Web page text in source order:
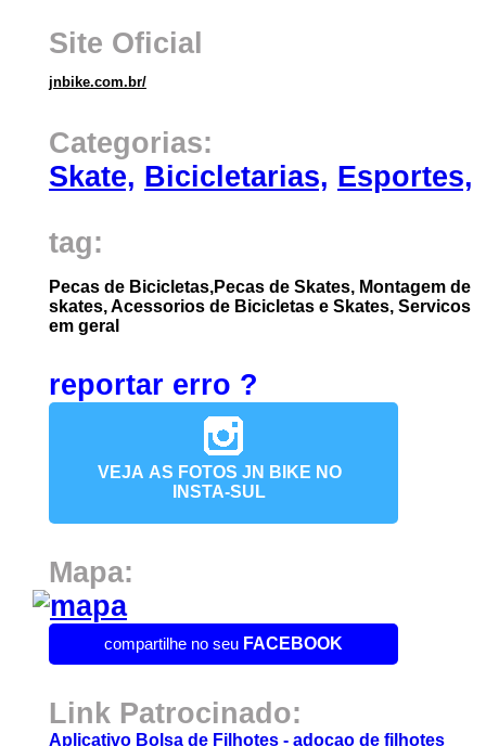
Site Oficial
jnbike.com.br/
Categorias:
Skate, Bicicletarias, Esportes,
tag:
Pecas de Bicicletas,Pecas de Skates, Montagem de
skates, Acessorios de Bicicletas e Skates, Servicos
em geral
reportar erro ?
VEJA AS FOTOS JN BIKE NO
INSTA-SUL
Mapa:
compartilhe no seu FACEBOOK
Link Patrocinado:
Aplicativo Bolsa de Filhotes - adocao de filhotes